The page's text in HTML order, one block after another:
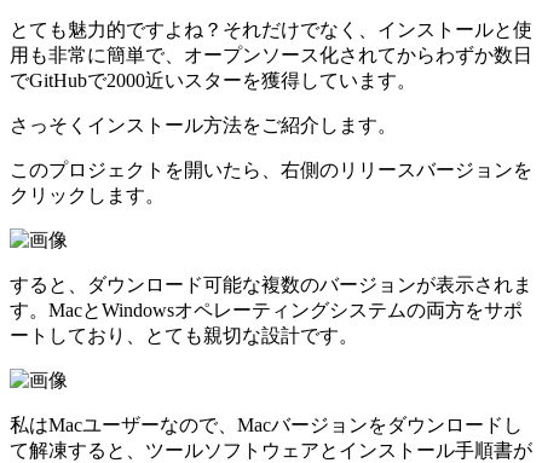
とても魅力的ですよね？それだけでなく、インストールと使
用も非常に簡単で、オープンソース化されてからわずか数日
でGitHubで2000近いスターを獲得しています。
さっそくインストール方法をご紹介します。
このプロジェクトを開いたら、右側のリリースバージョンを
クリックします。
すると、ダウンロード可能な複数のバージョンが表示されま
す。MacとWindowsオペレーティングシステムの両方をサポ
ートしており、とても親切な設計です。
私はMacユーザーなので、Macバージョンをダウンロードし
て解凍すると、ツールソフトウェアとインストール手順書が